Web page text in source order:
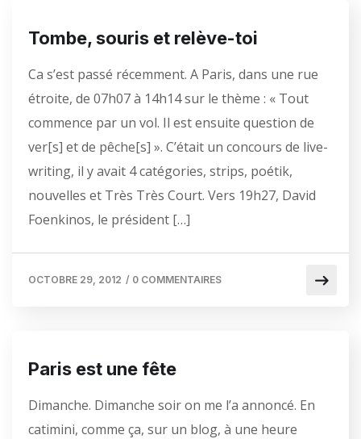
Tombe, souris et relève-toi
Ca s’est passé récemment. A Paris, dans une rue
étroite, de 07h07 à 14h14 sur le thème : « Tout
commence par un vol. Il est ensuite question de
ver[s] et de pêche[s] ». C’était un concours de live-
writing, il y avait 4 catégories, strips, poétik,
nouvelles et Très Très Court. Vers 19h27, David
Foenkinos, le président […]
OCTOBRE 29, 2012 / 0 COMMENTAIRES
Paris est une fête
Dimanche. Dimanche soir on me l’a annoncé. En
catimini, comme ça, sur un blog, à une heure